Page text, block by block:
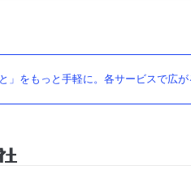
」をもっと手軽に。各サービスで広